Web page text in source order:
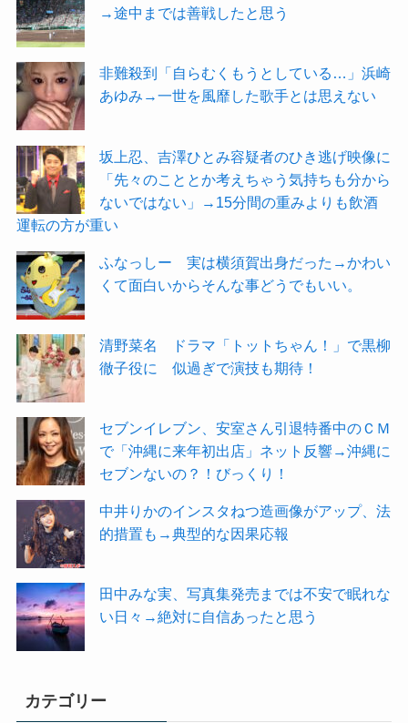
→途中までは善戦したと思う
非難殺到「自らむくもうとしている…」浜崎
あゆみ→一世を風靡した歌手とは思えない
坂上忍、吉澤ひとみ容疑者のひき逃げ映像に
「先々のこととか考えちゃう気持ちも分から
ないではない」→15分間の重みよりも飲酒
運転の方が重い
ふなっしー 実は横須賀出身だった→かわい
くて面白いからそんな事どうでもいい。
清野菜名 ドラマ「トットちゃん！」で黒柳
徹子役に 似過ぎで演技も期待！
セブンイレブン、安室さん引退特番中のＣＭ
で「沖縄に来年初出店」ネット反響→沖縄に
セブンないの？！びっくり！
中井りかのインスタねつ造画像がアップ、法
的措置も→典型的な因果応報
田中みな実、写真集発売までは不安で眠れな
い日々→絶対に自信あったと思う
カテゴリー